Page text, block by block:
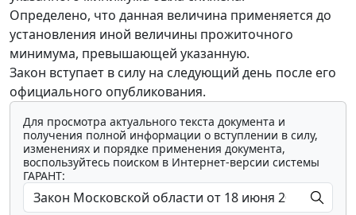
Определено, что данная величина применяется до
установления иной величины прожиточного
минимума, превышающей указанную.
Закон вступает в силу на следующий день после его
официального опубликования.
Для просмотра актуального текста документа и
получения полной информации о вступлении в силу,
изменениях и порядке применения документа,
воспользуйтесь поиском в Интернет-версии системы
ГАРАНТ: